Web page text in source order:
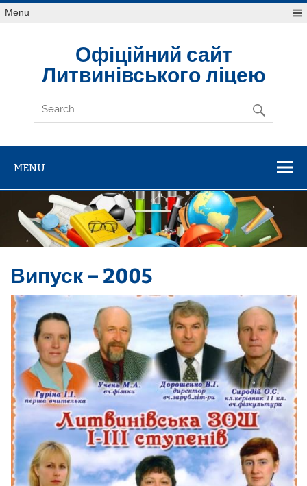
Skip
toMenu
Офіційний сайт
Литвинівського ліцею
MENU
Випуск – 2005